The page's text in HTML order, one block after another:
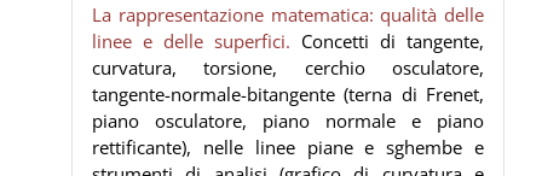
La rappresentazione matematica: qualità delle
linee e delle superfici. Concetti di tangente,
curvatura, torsione, cerchio osculatore,
tangente-normale-bitangente (terna di Frenet,
piano osculatore, piano normale e piano
rettificante), nelle linee piane e sghembe e